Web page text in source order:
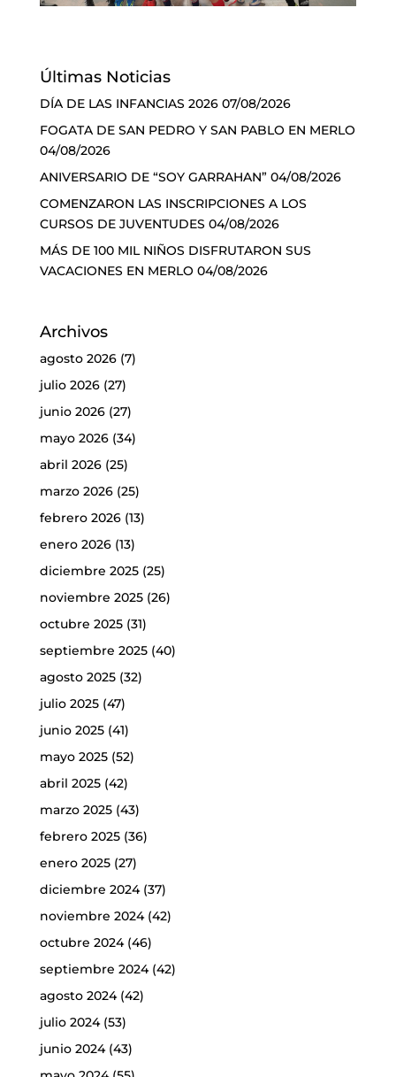
Últimas Noticias
DÍA DE LAS INFANCIAS 2026 07/08/2026
FOGATA DE SAN PEDRO Y SAN PABLO EN MERLO
04/08/2026
ANIVERSARIO DE “SOY GARRAHAN” 04/08/2026
COMENZARON LAS INSCRIPCIONES A LOS
CURSOS DE JUVENTUDES 04/08/2026
MÁS DE 100 MIL NIÑOS DISFRUTARON SUS
VACACIONES EN MERLO 04/08/2026
Archivos
agosto 2026(7)
julio 2026(27)
junio 2026(27)
mayo 2026(34)
abril 2026(25)
marzo 2026(25)
febrero 2026(13)
enero 2026(13)
diciembre 2025(25)
noviembre 2025(26)
octubre 2025(31)
septiembre 2025(40)
agosto 2025(32)
julio 2025(47)
junio 2025(41)
mayo 2025(52)
abril 2025(42)
marzo 2025(43)
febrero 2025(36)
enero 2025(27)
diciembre 2024(37)
noviembre 2024(42)
octubre 2024(46)
septiembre 2024(42)
agosto 2024(42)
julio 2024(53)
junio 2024(43)